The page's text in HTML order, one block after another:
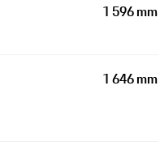
1 596 mm
1 646 mm